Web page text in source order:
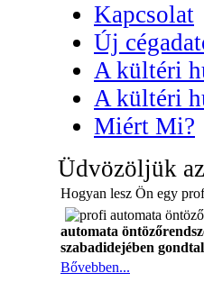
Kapcsolat
Új
A kültéri
A kültéri
Miért Mi?
Üdvözöljük
Hogyan lesz Ön egy
automata
szabadidejében
Bővebben...